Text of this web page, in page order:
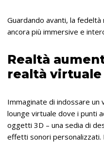
Guardando avanti, la
ancora più immersive e
Realtà
realtà virtuale
Immaginate di indossare un
lounge virtuale dove i punti
oggetti 3D – una sedia di
effetti sonori